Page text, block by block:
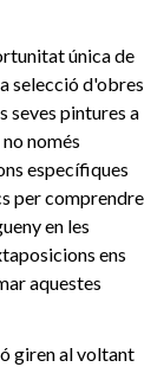
única de
selecció d'obres
seves pintures a
només
específiques
per comprendre
en les
ens
aquestes
giren al voltant